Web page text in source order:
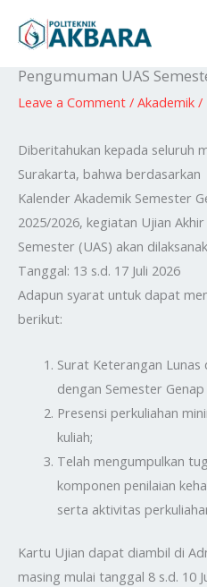
Pengumuman UAS
Leave a Comment / Akademik /
Diberitahukan kepada seluruh
Surakarta, bahwa berdasarkan
Kalender Akademik Semester
2025/2026, kegiatan Ujian Akhir
Semester (UAS) akan
Tanggal: 13 s.d. 17 Juli 2026
Adapun syarat untuk dapat
berikut:
Surat Keterangan Lunas
dengan Semester
Presensi perkuliahan
kuliah;
Telah mengumpulkan
komponen penilaian
serta aktivitas
Kartu Ujian dapat diambil di
masing mulai tanggal 8 s.d. 10